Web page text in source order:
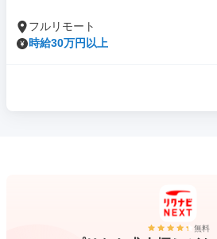
フルリモート
時給30万円以上
無料